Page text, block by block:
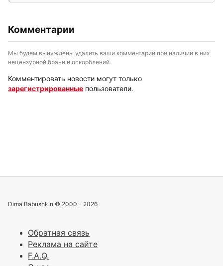
Комментарии
Мы будем вынуждены удалить ваши комментарии при наличии в них
нецензурной брани и оскорблений.
Комментировать новости могут только
зарегистрированные пользователи.
Dima Babushkin © 2000 - 2026
Обратная связь
Реклама на сайте
F.A.Q.